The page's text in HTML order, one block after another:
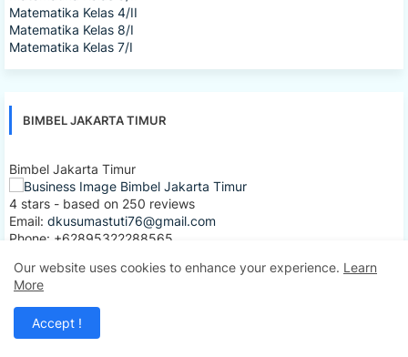
Matematika Kelas 4/II
Matematika Kelas 8/I
Matematika Kelas 7/I
BIMBEL JAKARTA TIMUR
Bimbel Jakarta Timur
4 stars - based on 250 reviews
Email: dkusumastuti76@gmail.com
Phone: +62895322288565
Hours:
Sat-Sun 08:00am - 17:30pm
Mon-Fri 08:00am - 20:30pm
Cash
Jl. Wijaya Kusuma I, Durensawit, Malaka Sari
Our website uses cookies to enhance your experience. Learn
More
Accept !